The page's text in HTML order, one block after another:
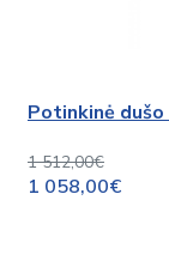
1 512,00€
1 058,00€